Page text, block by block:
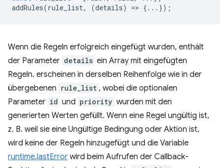
addRules(rule_list, (details) => {...});
Wenn die Regeln erfolgreich eingefügt wurden, enthält
der Parameter details ein Array mit eingefügten
Regeln. erscheinen in derselben Reihenfolge wie in der
übergebenen rule_list , wobei die optionalen
Parameter id und priority wurden mit den
generierten Werten gefüllt. Wenn eine Regel ungültig ist,
z. B. weil sie eine Ungültige Bedingung oder Aktion ist,
wird keine der Regeln hinzugefügt und die Variable
runtime.lastError wird beim Aufrufen der Callback-